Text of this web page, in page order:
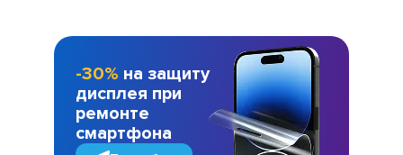
-30% на защиту
дисплея при
ремонте
смартфона